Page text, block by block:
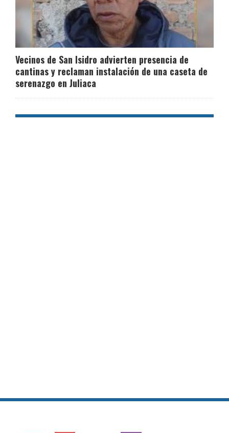
Vecinos de San Isidro advierten presencia de
cantinas y reclaman instalación de una caseta de
serenazgo en Juliaca